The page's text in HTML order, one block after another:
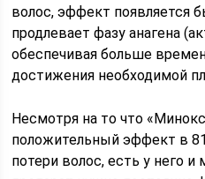
волос, эффект появляется
продлевает фазу анагена
обеспечивая больше
достижения необходимой
Несмотря на то что
положительный эффект в
потери волос, есть у него и